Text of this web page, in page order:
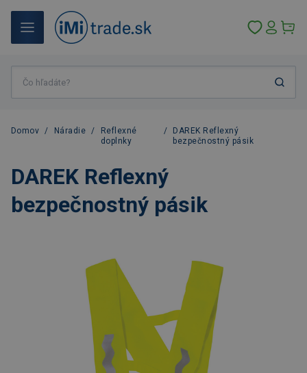
Domov / Náradie /
Reflexné
doplnky
/
DAREK Reflexný
bezpečnostný pásik
DAREK Reflexný
bezpečnostný pásik